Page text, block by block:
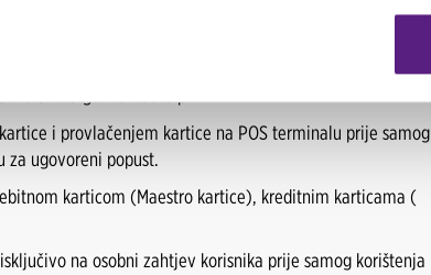
Hrvatskoj.
cijene na prodajnim mjestima Tifon.
EVO goriva i auto plin.
i provlačenjem kartice na POS terminalu prije samog
ugovoreni popust.
karticom (Maestro kartice), kreditnim karticama (
na osobni zahtjev korisnika prije samog korištenja